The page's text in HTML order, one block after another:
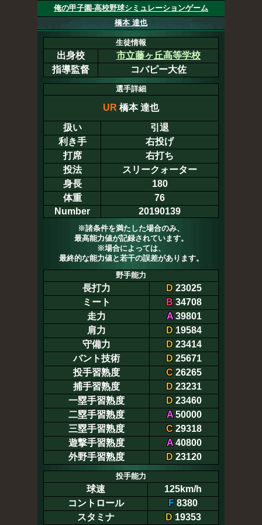
俺の甲子園-高校野球シミュレーションゲーム
橋本 達也
生徒情報
出身校
市立藤ヶ丘高等学校
指導監督
コバピー大佐
選手詳細
UR 橋本 達也
扱い
引退
利き手
右投げ
打席
右打ち
投法
スリークォーター
身長
180
体重
76
Number
20190139
※諸条件を満たした場合のみ、
最高能力値が記録されています。
※場合によっては、
最終的な能力値と若干の誤差があります。
野手能力
長打力 D 23025
ミート
B 34708
走力
A39801
肩力
D 19584
守備力
D 23414
バント技術
D 25671
投手習熟度
C 26265
捕手習熟度
D 23231
一塁手習熟度
D 23460
二塁手習熟度
A50000
三塁手習熟度
C 29318
遊撃手習熟度
A40800
外野手習熟度
D 23120
投手能力
球速
125km/h
コントロール
F 8380
スタミナ
D19353